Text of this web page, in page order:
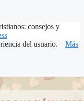
consejos y
del usuario. Más